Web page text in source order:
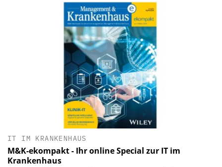
IT IM KRANKENHAUS
M&K-ekompakt - Ihr online Special zur IT im
Krankenhaus